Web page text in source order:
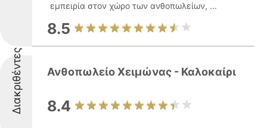
εμπειρία στον χώρο των ανθοπωλείων, ...
8.5
Διακριθέντες Ανθοπωλείο Χειμώνας - Καλοκαίρι
8.4